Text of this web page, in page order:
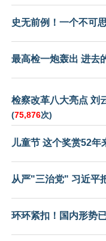
史无前例！一个不可
最高检一炮轰出 进去
检察改革八大亮点 刘
(75,876次)
儿童节 这个奖赏52年
从严"三治党" 习近平
环环紧扣！国内形势